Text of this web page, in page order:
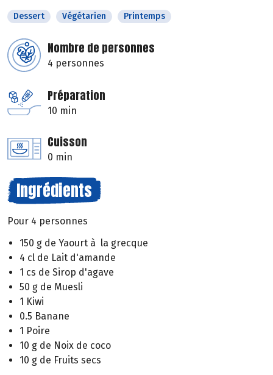
Dessert Végétarien Printemps
Nombre de personnes
4 personnes
Préparation
10 min
Cuisson
0 min
Ingrédients
Pour 4 personnes
150 g de Yaourt à la grecque
4 cl de Lait d'amande
1 cs de Sirop d'agave
50 g de Muesli
1 Kiwi
0.5 Banane
1 Poire
10 g de Noix de coco
10 g de Fruits secs